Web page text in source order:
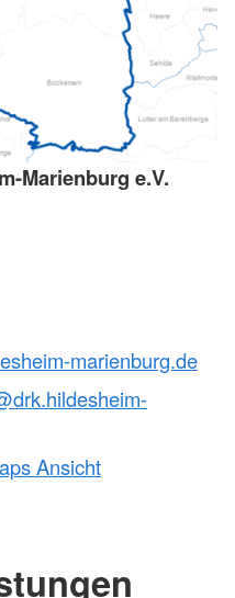
Marienburg e.V.
marienburg.de
Ansicht